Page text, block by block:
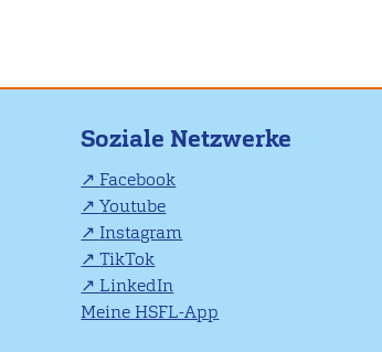
Soziale Netzwerke
Facebook
Youtube
Instagram
TikTok
LinkedIn
Meine HSFL-App